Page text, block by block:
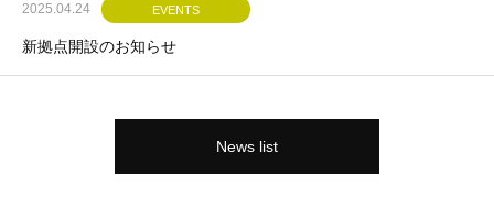
2025.04.24 EVENTS
新拠点開設のお知らせ
News list